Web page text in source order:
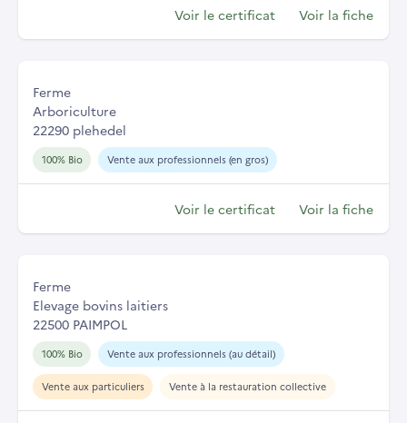
Voir le certificat Voir la fiche
Ferme
Arboriculture
22290 plehedel
100% Bio Vente aux professionnels (en gros)
Voir le certificat Voir la fiche
Ferme
Elevage bovins laitiers
22500 PAIMPOL
100% Bio Vente aux professionnels (au détail)
Vente aux particuliers Vente à la restauration collective